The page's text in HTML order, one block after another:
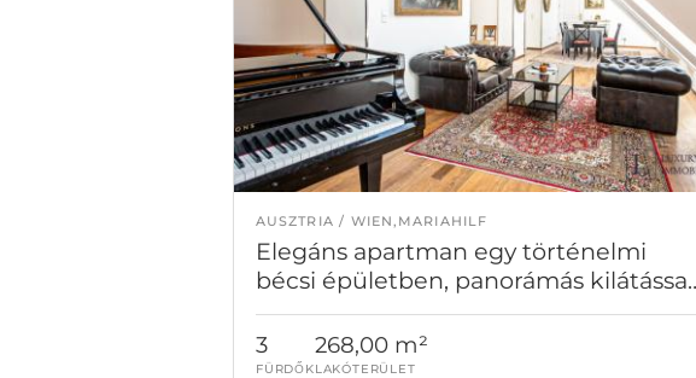
AUSZTRIA WIEN,MARIAHILF
Elegáns apartman egy történelmi
bécsi épületben, panorámás kilátással
és terasszal
3
FÜRDŐK
268,00 m²
LAKÓTERÜLET